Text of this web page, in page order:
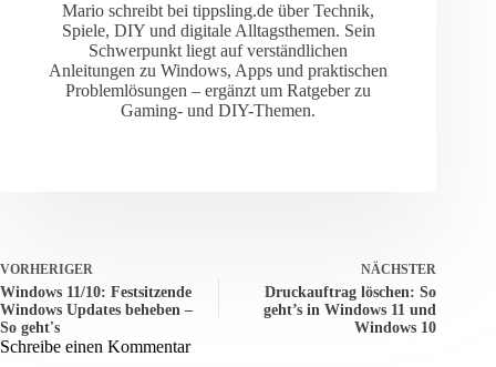
Mario schreibt bei tippsling.de über Technik,
Spiele, DIY und digitale Alltagsthemen. Sein
Schwerpunkt liegt auf verständlichen
Anleitungen zu Windows, Apps und praktischen
Problemlösungen – ergänzt um Ratgeber zu
Gaming- und DIY-Themen.
VORHERIGER
Windows 11/10: Festsitzende
Windows Updates beheben –
So geht's
NÄCHSTER
Druckauftrag löschen: So
geht’s in Windows 11 und
Windows 10
Schreibe einen Kommentar